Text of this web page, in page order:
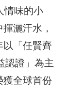
情味的小
灑汗水，
以「任賢齊
認證」為主
獲全球首份